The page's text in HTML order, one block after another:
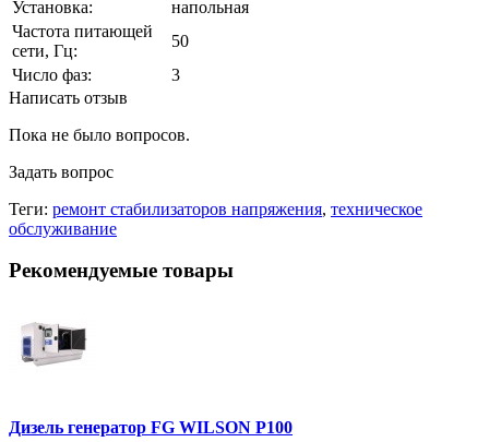
Установка:
напольная
Частота питающей
сети, Гц:
50
Число фаз:
3
Написать отзыв
Пока не было вопросов.
Задать вопрос
Теги: ремонт стабилизаторов напряжения, техническое
обслуживание
Рекомендуемые товары
Дизель генератор FG WILSON P100